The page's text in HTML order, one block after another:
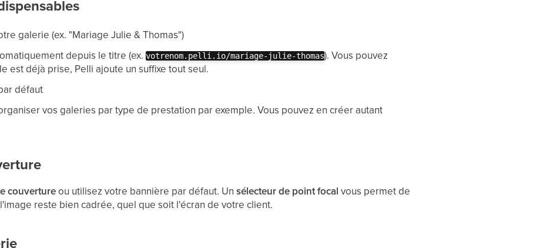
galerie (ex. "Mariage Julie & Thomas")
depuis le titre (ex.votrenom.pelli.io/mariage-julie-thomas). Vous pouvez
est déjà prise, Pelli ajoute un suffixe tout seul.
défaut
vos galeries par type de prestation par exemple. Vous pouvez en créer autant
couvertureou utilisez votre bannière par défaut. Unsélecteur de point focal vous permet de
reste bien cadrée, quel que soit l'écran de votre client.